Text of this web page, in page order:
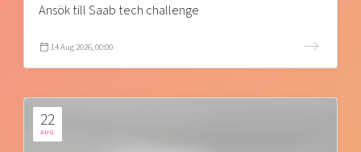
Ansök till Saab tech challenge
14 Aug 2026, 00:00
22
AUG